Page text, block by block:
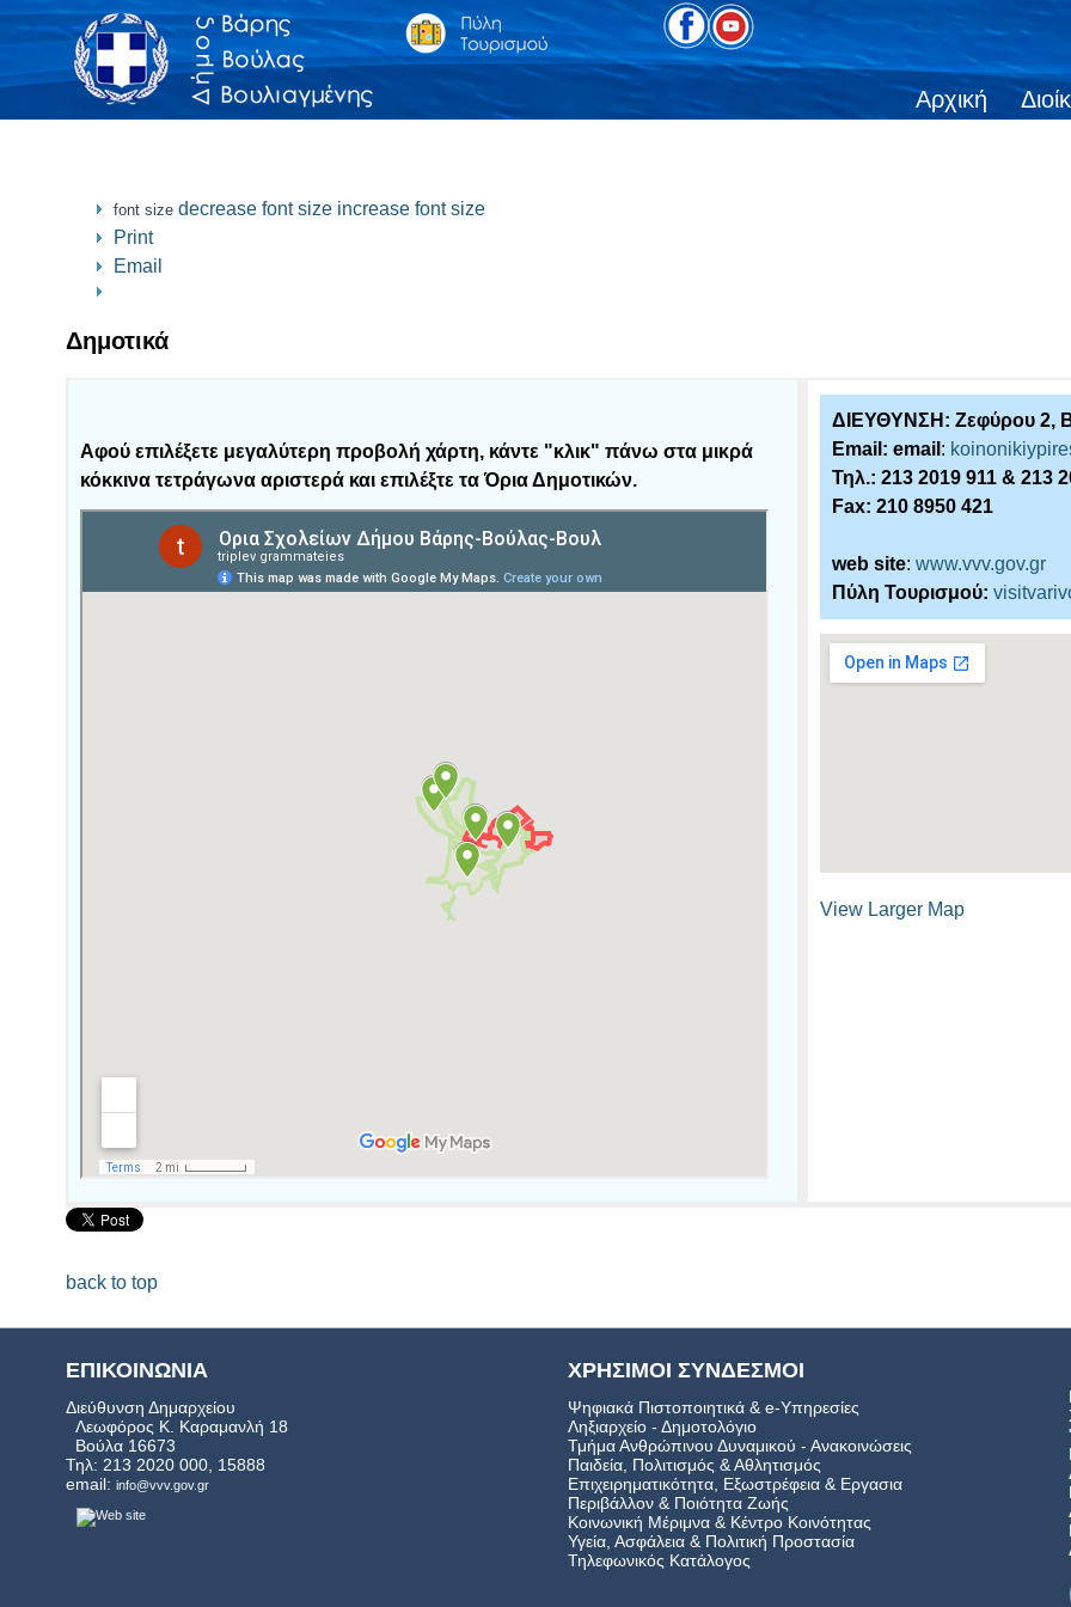
Αρχική
font size decrease font size increase font size
Print
Email
Δημοτικά
Αφού επιλέξετε μεγαλύτερη προβολή χάρτη, κάντε "κλικ" πάνω στα μικρά
κόκκινα τετράγωνα αριστερά και επιλέξτε ταΌρια Δημοτικών.
ΔΙΕΥΘΥΝΣΗ: Ζεφύρου 2,
Email: email :
Τηλ.: 213 2019 911 & 213
Fax: 210 8950 421
web site:www.vvv.gov.gr
Πύλη Τουρισμού:
View Larger Map
back to top
ΕΠΙΚΟΙΝΩΝΙΑ
Διεύθυνση Δημαρχείου
Λεωφόρος Κ. Καραμανλή 18
Βούλα 16673
Τηλ: 213 2020 000, 15888
email:info@vvv.gov.gr
ΧΡΗΣΙΜΟΙ ΣΥΝΔΕΣΜΟΙ
Ψηφιακά Πιστοποιητικά & e-Υπηρεσίες
Ληξιαρχείο - Δημοτολόγιο
Τμήμα Ανθρώπινου Δυναμικού - Ανακοινώσεις
Παιδεία, Πολιτισμός & Αθλητισμός
Επιχειρηματικότητα, Εξωστρέφεια & Εργασια
Περιβάλλον & Ποιότητα Ζωής
Kοινωνική Μέριμνα & Κέντρο Κοινότητας
Υγεία, Ασφάλεια & Πολιτική Προστασία
Τηλεφωνικός Κατάλογος